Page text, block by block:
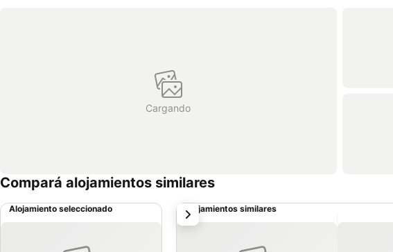
Cargando
Compará alojamientos similares
Alojamiento seleccionado Alojamientos similares
siguiente